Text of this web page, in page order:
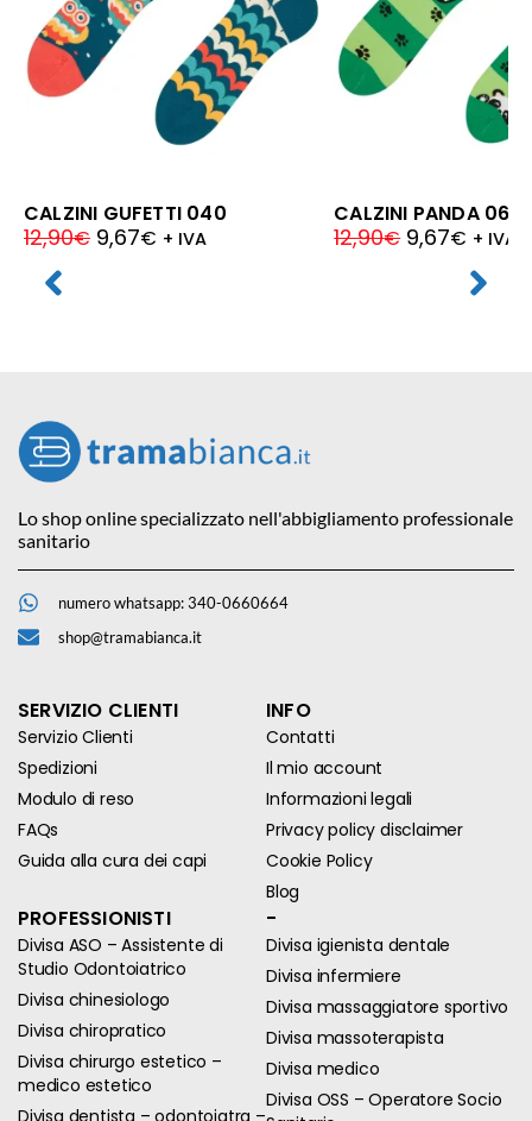
CALZINI GUFETTI 040
12,90€ 9,67€ + IVA
CALZINI PANDA 060
12,90€ 9,67€ + IVA
Lo shop online specializzato nell'abbigliamento professionale
sanitario
numero whatsapp: 340-0660664
shop@tramabianca.it
SERVIZIO CLIENTI
Servizio Clienti
Spedizioni
Modulo di reso
FAQs
Guida alla cura dei capi
INFO
Contatti
Il mio account
Informazioni legali
Privacy policy disclaimer
Cookie Policy
Blog
PROFESSIONISTI
Divisa ASO – Assistente di
Studio Odontoiatrico
Divisa chinesiologo
Divisa chiropratico
Divisa chirurgo estetico –
medico estetico
-
Divisa igienista dentale
Divisa infermiere
Divisa massaggiatore sportivo
Divisa massoterapista
Divisa medico
Divisa OSS – Operatore Socio